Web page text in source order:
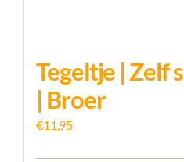
Tegeltje | Zelf
| Broer
€11,95